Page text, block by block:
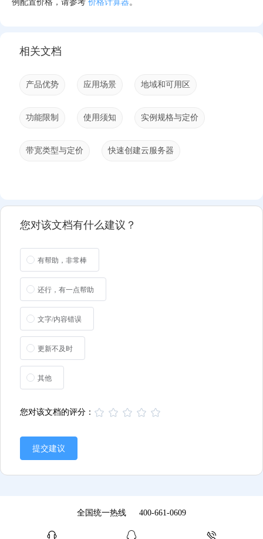
例配置价格 ， 请参考 价格计算器。
相关文档
产品优势 应用场景 地域和可用区
功能限制 使用须知 实例规格与定价
带宽类型与定价 快速创建云服务器
您对该文档有什么建议？
有帮助，非常棒
还行，有一点帮助
文字/内容错误
更新不及时
其他
您对该文档的评分：
提交建议
全国统一热线 400-661-0609